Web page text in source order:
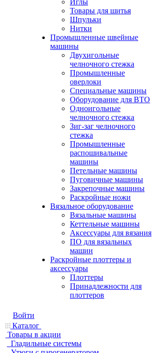
Иглы
Товары для шитья
Шпульки
Нитки
Промышленные швейные
машины
Двухигольные
челночного стежка
Промышленные
оверлоки
Специальные машины
Оборудование для ВТО
Одноигольные
челночного стежка
Зиг-заг челночного
стежка
Промышленные
распошивальные
машины
Петельные машины
Пуговичные машины
Закрепочные машины
Раскройные ножи
Вязальное оборудование
Вязальные машины
Кеттельные машины
Аксессуары для вязания
ПО для вязальных
машин
Раскройные плоттеры и
аксессуары
Плоттеры
Принадлежности для
плоттеров
Войти
Каталог
Товары в акции
Гладильные системы